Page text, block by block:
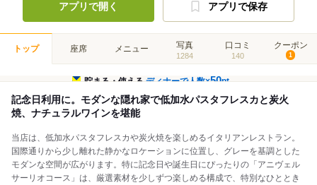
アプリで開く アプリで保存
トップ 座席 メニュー 写真
1284
口コミ
140
クーポン
1
貯まる・使えるディナーで人数×50pt
記念日利用に。モダンな隠れ家で低加水パスタフレスカと炭火
焼、ナチュラルワインを堪能
当店は、低加水パスタフレスカや炭火焼を楽しめるイタリアンレストラン。
国際通りから少し離れた静かなロケーションに位置し、グレーを基調とした
モダンな空間が広がります。特に記念日や誕生日にぴったりの「アニヴェル
サーリオコース」は、厳選素材を少しずつ楽しめる構成で、特別なひととき